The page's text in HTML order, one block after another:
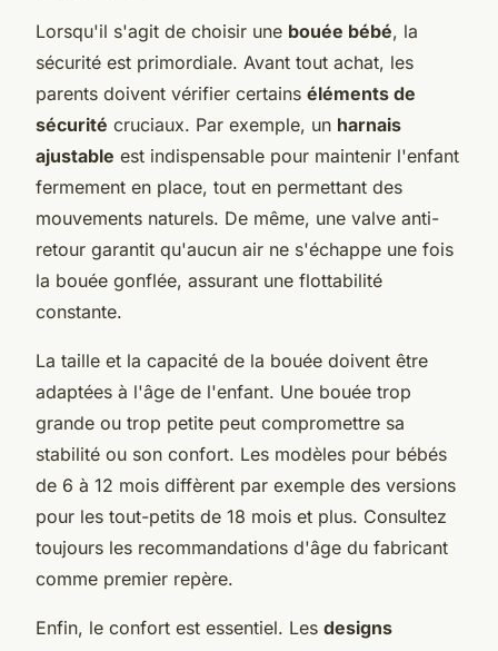
Lorsqu'il s'agit de choisir une bouée bébé, la
sécurité est primordiale. Avant tout achat, les
parents doivent vérifier certains éléments de
sécurité cruciaux. Par exemple, un harnais
ajustable est indispensable pour maintenir l'enfant
fermement en place, tout en permettant des
mouvements naturels. De même, une valve anti-
retour garantit qu'aucun air ne s'échappe une fois
la bouée gonflée, assurant une flottabilité
constante.
La taille et la capacité de la bouée doivent être
adaptées à l'âge de l'enfant. Une bouée trop
grande ou trop petite peut compromettre sa
stabilité ou son confort. Les modèles pour bébés
de 6 à 12 mois diffèrent par exemple des versions
pour les tout-petits de 18 mois et plus. Consultez
toujours les recommandations d'âge du fabricant
comme premier repère.
Enfin, le confort est essentiel. Les designs